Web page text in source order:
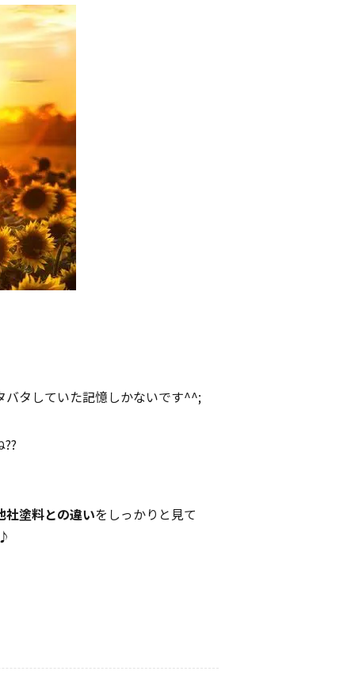
バタしていた記憶しかないです^^;
社塗料との違いをしっかりと見て